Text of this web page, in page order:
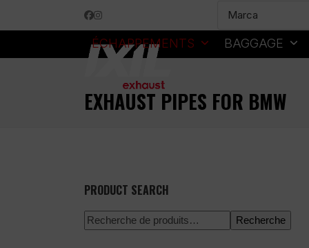
Facebook
Instagram
ÉCHAPPEMENTS BAGGAGE
EXHAUST PIPES FOR BMW
PRODUCT SEARCH
Recherche